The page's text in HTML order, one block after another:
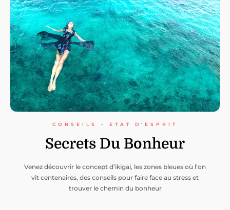
CONSEILS – ETAT D'ESPRIT
Secrets Du Bonheur
Venez découvrir le concept d’ikigai, les zones bleues où l’on
vit centenaires, des conseils pour faire face au stress et
trouver le chemin du bonheur